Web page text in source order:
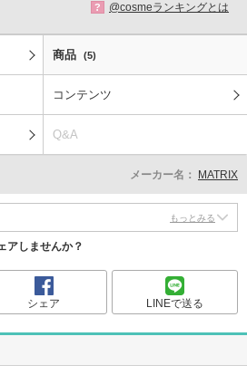
? @cosmeランキングとは
商品 (5)
コンテンツ
Q&A
メーカー名： MATRIX
もっとみる
アしませんか？
シェア LINEで送る